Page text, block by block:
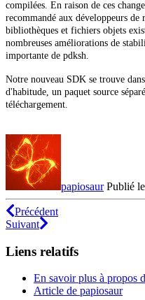
compilées. En raison de ces
recommandé aux développeurs
bibliothèques et fichiers objets
nombreuses améliorations de
importante de pdksh.
Notre nouveau SDK se trouve
d'habitude, un paquet source
téléchargement.
papiosaurPublié
Précédent
Suivant
Liens relatifs
En savoir plus à propos
Article de papiosaur